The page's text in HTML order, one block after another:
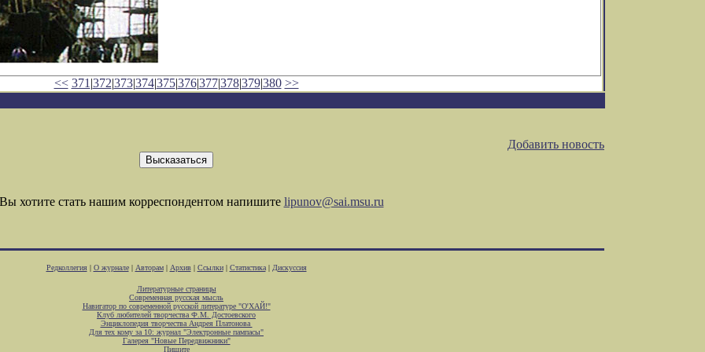
<< 371 |372|373|374|375|376|377|378|379|380 >>
Добавить новость
хотите стать нашим корреспондентом напишите lipunov@sai.msu.ru
Редколлегия| О журнале| Авторам| Архив| Ссылки| Статистика| Дискуссия
Литературные страницы
Современная русская мысль
Навигатор по современной русской литературе "О'ХАЙ!"
Клуб любителей творчества Ф.М. Достоевского
Энциклопедия творчества Андрея Платонова
Для тех кому за 10: журнал "Электронные пампасы"
Галерея "Новые Передвижники"
Пишите